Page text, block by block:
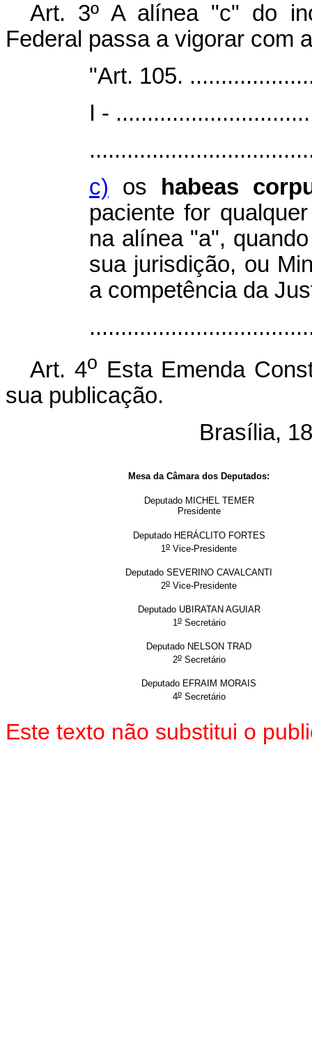
Art. 3º A alínea "c" do
Federal passa a vigorar com
"Art. 105.
I -
c) os
habeas
paciente for
na alínea "a",
sua jurisdição, ou
a competência da
Art. 4o Esta Emenda
sua publicação.
Brasília,
Mesa da Câmara dos Deputados:
Deputado MICHEL TEMER
Presidente
Deputado HERÁCLITO FORTES
1o Vice-Presidente
Deputado SEVERINO CAVALCANTI
2o Vice-Presidente
Deputado UBIRATAN AGUIAR
1oSecretário
Deputado NELSON TRAD
2oSecretário
Deputado EFRAIM MORAIS
4oSecretário
Este texto não substitui o